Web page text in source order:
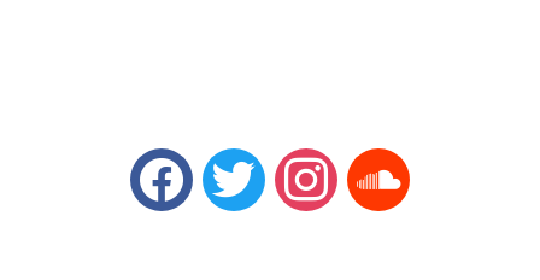
facebooktwitter instagramsoundcloud